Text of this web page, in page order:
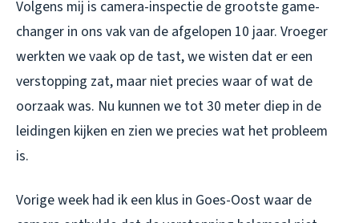
Volgens mij is camera-inspectie de grootste game-
changer in ons vak van de afgelopen 10 jaar. Vroeger
werkten we vaak op de tast, we wisten dat er een
verstopping zat, maar niet precies waar of wat de
oorzaak was. Nu kunnen we tot 30 meter diep in de
leidingen kijken en zien we precies wat het probleem
is.
Vorige week had ik een klus in Goes-Oost waar de